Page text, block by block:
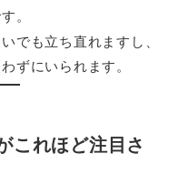
。
でも立ち直れますし、
ずにいられます。
これほど注目さ